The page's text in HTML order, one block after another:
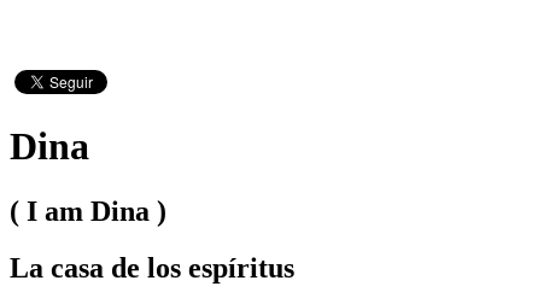
Dina
( I am Dina )
La casa de los espíritus